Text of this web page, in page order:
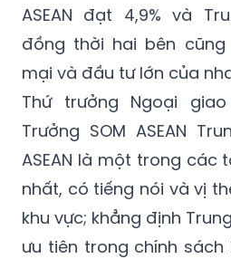
ASEAN đạt 4,9% và
đồng thời hai bên
mại và đầu tư lớn của
Thứ trưởng Ngoại
Trưởng SOM ASEAN
ASEAN là một trong các
nhất, có tiếng nói và vị
khu vực; khẳng định
ưu tiên trong chính sách